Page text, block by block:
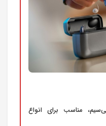
مناسب برای انواع